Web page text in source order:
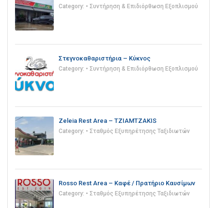
Category: • Συντήρηση & Επιδιόρθωση Εξοπλισμού
Στεγνοκαθαριστήρια – Κύκνος
Category: • Συντήρηση & Επιδιόρθωση Εξοπλισμού
Zeleia Rest Area – TZIAMTZAKIS
Category: • Σταθμός Εξυπηρέτησης Ταξιδιωτών
Rosso Rest Area – Καφέ / Πρατήριο Καυσίμων
Category: • Σταθμός Εξυπηρέτησης Ταξιδιωτών